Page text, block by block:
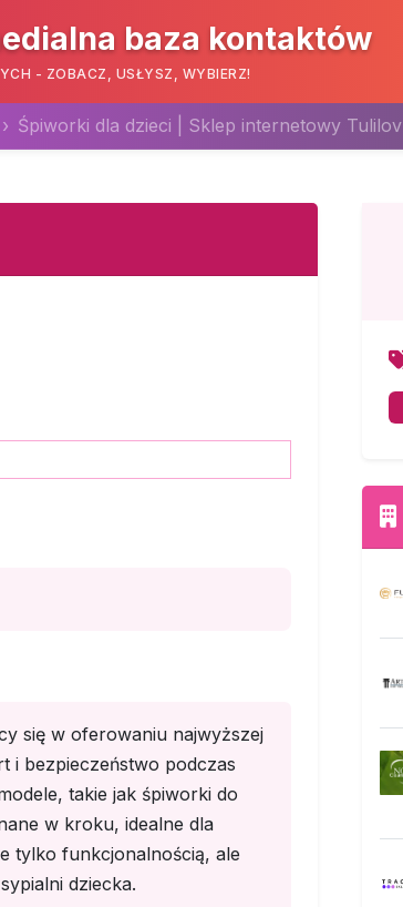
baza kontaktów
- ZOBACZ, USŁYSZ, WYBIERZ!
Śpiworki dla dzieci | Sklep internetowy Tulilov
się w oferowaniu najwyższej
i bezpieczeństwo podczas
takie jak śpiworki do
w kroku, idealne dla
tylko funkcjonalnością, ale
dziecka.